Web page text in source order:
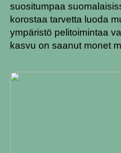
suositumpaa
korostaa tarvetta luoda
ympäristö pelitoimintaa
kasvu on saanut monet